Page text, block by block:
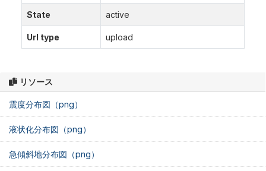
リソース
震度分布図（png）
液状化分布図（png）
急傾斜地分布図（png）
State active
Url type upload